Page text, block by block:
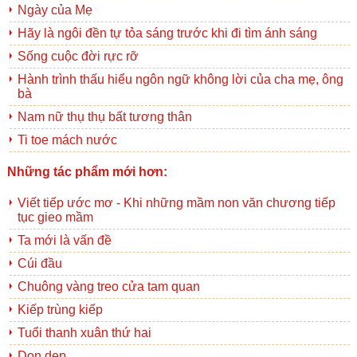
Ngày của Mẹ
Hãy là ngôi đền tự tỏa sáng trước khi đi tìm ánh sáng
Sống cuộc đời rực rỡ
Hành trình thấu hiểu ngôn ngữ không lời của cha mẹ, ông
bà
Nam nữ thụ thụ bất tương thân
Ti toe mách nước
Những tác phẩm mới hơn:
Viết tiếp ước mơ - Khi những mầm non văn chương tiếp
tục gieo mầm
Ta mới là vấn đề
Cúi đầu
Chuông vàng treo cửa tam quan
Kiếp trùng kiếp
Tuổi thanh xuân thứ hai